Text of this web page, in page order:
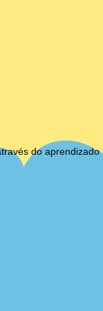
do aprendizado